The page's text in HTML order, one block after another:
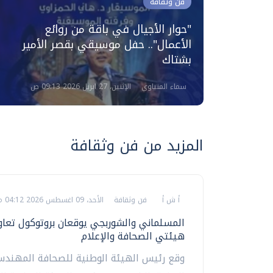
"حوار الأجيال في باقة من روائع
الأعمال".. حفل موسيقي بقصر الأمير
بشتاك
سماء المنياوي الإثنين، 27 ابريل 2026 09:13 ص
المزيد من فن وثقافة
أ ش أ فن وثقافة الأحد، 09 اغسطس 2026 04:12 م
المسلماني والشوربجي يوقعان بروتوكول
هيئتي الصحافة والإعلام
وقع رئيس الهيئة الوطنية للصحافة